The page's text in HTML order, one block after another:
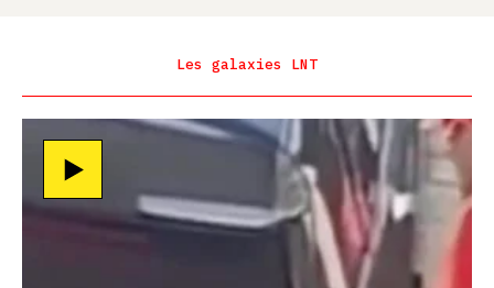
Les galaxies LNT